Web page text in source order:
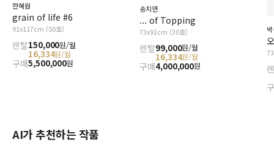
한혜원
grain of life #6
91x117cm (50호)
렌탈150,000원/월
16,334원/월
구매5,500,000원
송지연
... of Topping
73x91cm (30호)
렌탈99,000원/월
16,334원/월
구매4,000,000원
AI가 추천하는 작품